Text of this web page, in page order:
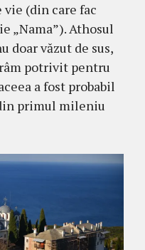
(din care fac
„Nama”). Athosul
doar văzut de sus,
potrivit pentru
a fost probabil
primul mileniu